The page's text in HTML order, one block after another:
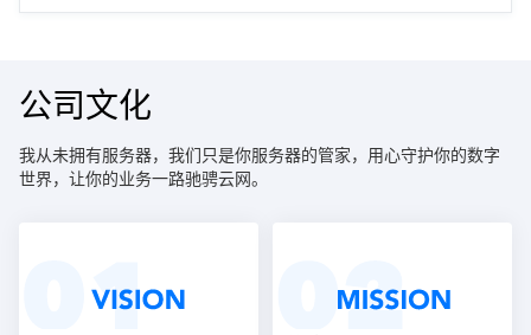
公司文化
我从未拥有服务器，我们只是你服务器的管家，用心守护你的数字
世界，让你的业务一路驰骋云网。